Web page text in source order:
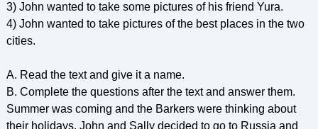
3) John wanted to take some pictures of his friend Yura.
4) John wanted to take pictures of the best places in the two
cities.
A. Read the text and give it a name.
B. Complete the questions after the text and answer them.
Summer was coming and the Barkers were thinking about
their holidays. John and Sally decided to go to Russia and